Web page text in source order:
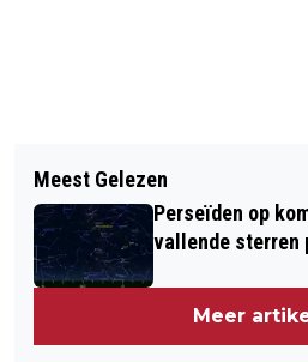
CANAL PRIDE KRIJGT
STRENGE REGELS
AUTO IN AMSTERDAM
MISSCHIEN
DEELVERVOER
Meest Gelezen
Perseïden op
vallende sterren
Meer